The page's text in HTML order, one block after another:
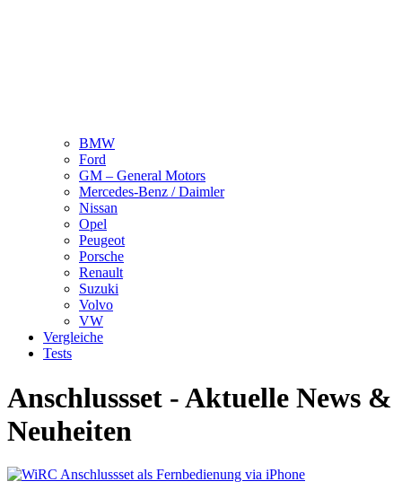
BMW
Ford
GM – General Motors
Mercedes-Benz / Daimler
Nissan
Opel
Peugeot
Porsche
Renault
Suzuki
Volvo
VW
Vergleiche
Tests
Anschlussset - Aktuelle News &
Neuheiten